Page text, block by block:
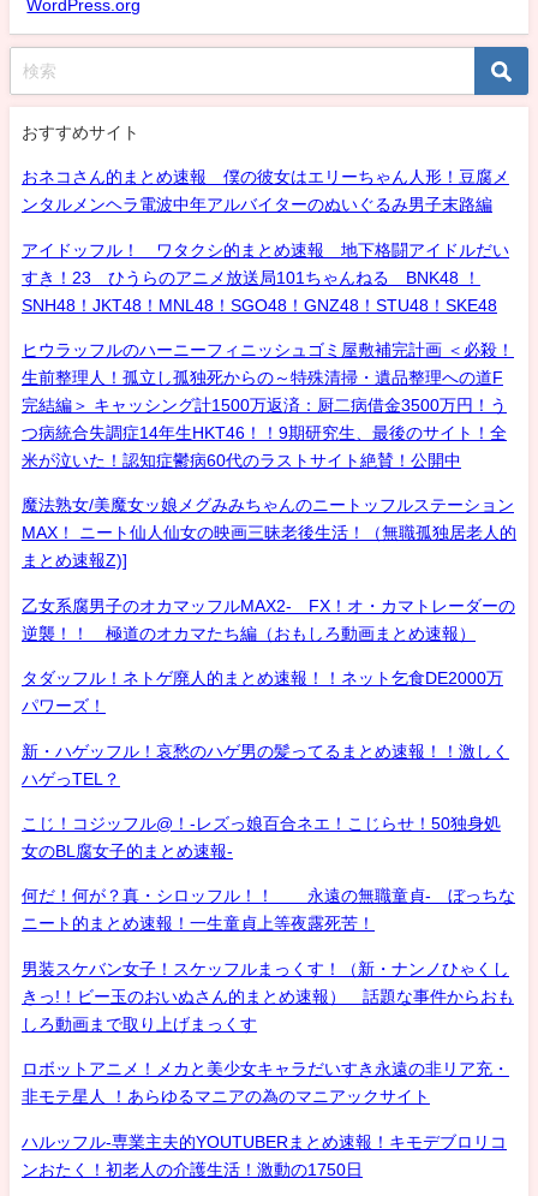
WordPress.org
おすすめサイト
おネコさん的まとめ速報 僕の彼女はエリーちゃん人形！豆腐メ
ンタルメンヘラ電波中年アルバイターのぬいぐるみ男子末路編
アイドッフル！ ワタクシ的まとめ速報 地下格闘アイドルだい
すき！23 ひうらのアニメ放送局101ちゃんねる BNK48 ！
SNH48！JKT48！MNL48！SGO48！GNZ48！STU48！SKE48
ヒウラッフルのハーニーフィニッシュゴミ屋敷補完計画 ＜必殺！
生前整理人！孤立し孤独死からの～特殊清掃・遺品整理への道F
完結編＞ キャッシング計1500万返済：厨二病借金3500万円！う
つ病統合失調症14年生HKT46！！9期研究生、最後のサイト！全
米が泣いた！認知症鬱病60代のラストサイト絶賛！公開中
魔法熟女/美魔女ッ娘メグみみちゃんのニートッフルステーション
MAX！ ニート仙人仙女の映画三昧老後生活！（無職孤独居老人的
まとめ速報Z)]
乙女系腐男子のオカマッフルMAX2- FX！オ・カマトレーダーの
逆襲！！ 極道のオカマたち編（おもしろ動画まとめ速報）
タダッフル！ネトゲ廃人的まとめ速報！！ネット乞食DE2000万
パワーズ！
新・ハゲッフル！哀愁のハゲ男の髪ってるまとめ速報！！激しく
ハゲっTEL？
こじ！コジッフル@！-レズっ娘百合ネエ！こじらせ！50独身処
女のBL腐女子的まとめ速報-
何だ！何が？真・シロッフル！！ 永遠の無職童貞- ぼっちな
ニート的まとめ速報！一生童貞上等夜露死苦！
男装スケバン女子！スケッフルまっくす！（新・ナンノひゃくし
きっ!！ビー玉のおいぬさん的まとめ速報） 話題な事件からおも
しろ動画まで取り上げまっくす
ロボットアニメ！メカと美少女キャラだいすき永遠の非リア充・
非モテ星人 ！あらゆるマニアの為のマニアックサイト
ハルッフル-専業主夫的YOUTUBERまとめ速報！キモデブロリコ
ンおたく！初老人の介護生活！激動の1750日